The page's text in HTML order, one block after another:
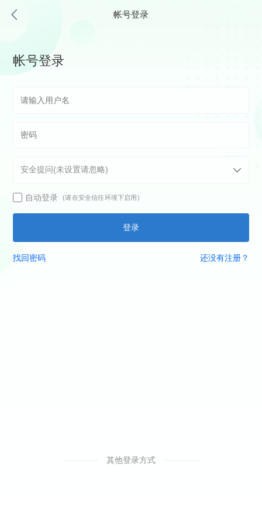
帐号登录
帐号登录
自动登录 (请在安全信任环境下启用)
登录
找回密码 还没有注册？
其他登录方式